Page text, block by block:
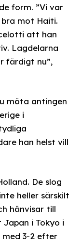
form. ”Vi var
mot Haiti.
att han
Lagdelarna
färdigt nu”,
möta antingen
i
han helst vill
De slog
heller särskilt
hänvisar till
Japan i Tokyo i
3-2 efter